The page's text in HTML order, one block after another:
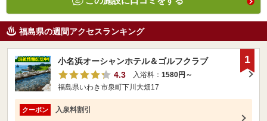
福島県の週間アクセスランキング
小名浜オーシャンホテル＆ゴルフクラブ
4.3
入浴料： 1580円～
福島県いわき市泉町下川大畑17
クーポン 入泉料割引
1